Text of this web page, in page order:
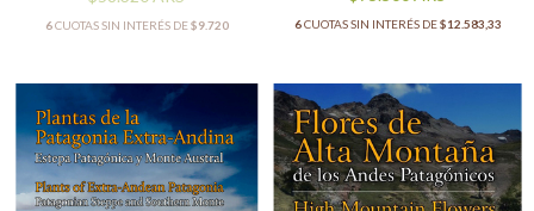
6CUOTAS SIN INTERÉS DE$9.720 6CUOTAS SIN INTERÉS DE$12.583,33